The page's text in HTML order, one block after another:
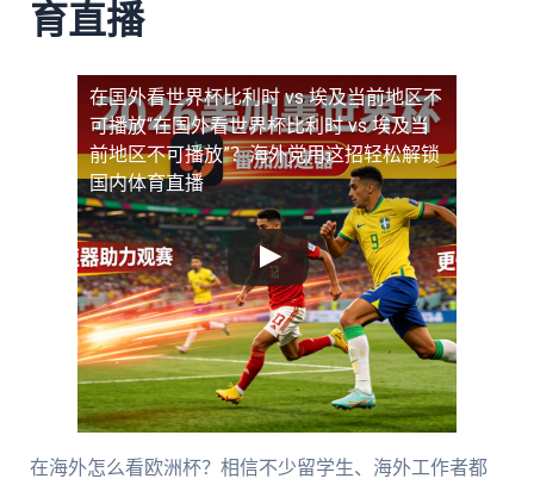
育直播
在国外看世界杯比利时 vs 埃及当前地区不
可播放“在国外看世界杯比利时 vs 埃及当
前地区不可播放”？海外党用这招轻松解锁
国内体育直播
在海外怎么看欧洲杯？相信不少留学生、海外工作者都